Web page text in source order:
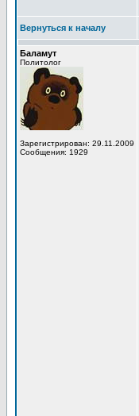
Вернуться к началу
Баламут
Политолог
Зарегистрирован: 29.11.2009
Сообщения: 1929